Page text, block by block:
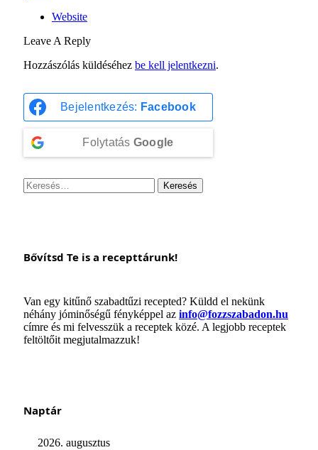
Website
Leave A Reply
Hozzászólás küldéséhez be kell jelentkezni.
Bejelentkezés: Facebook
Folytatás Google
Keresés:
Bővítsd Te is a recepttárunk!
Van egy kitűnő szabadtűzi recepted? Küldd el nekünk
néhány jóminőségű fényképpel az info@fozzszabadon.hu
címre és mi felvesszük a receptek közé. A legjobb receptek
feltöltőit megjutalmazzuk!
Naptár
2026. augusztus